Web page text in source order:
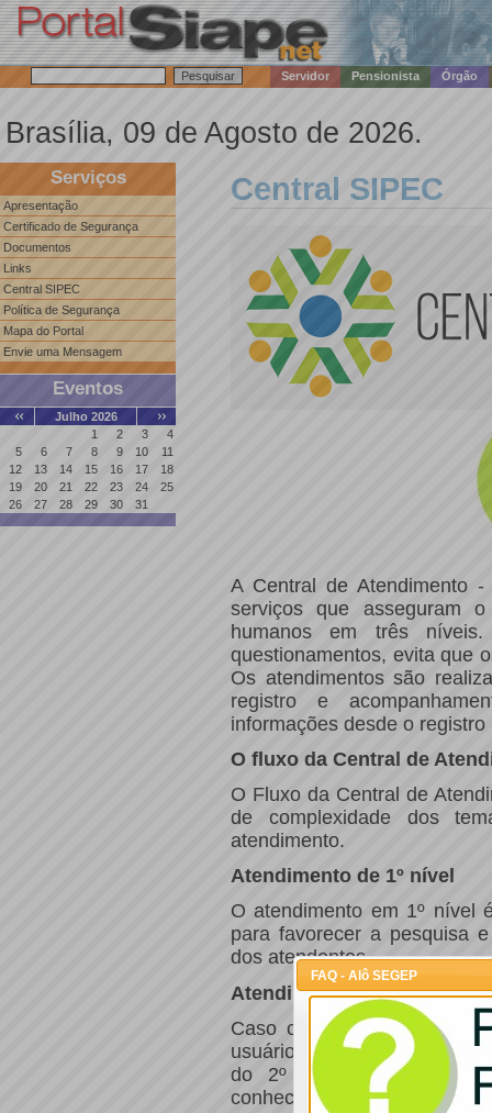
Servidor Pensionista Órgão
Brasília, 09 de Agosto de 2026.
Serviços
Apresentação
Certificado de Segurança
Documentos
Links
Central SIPEC
Política de Segurança
Mapa do Portal
Envie uma Mensagem
Eventos
Julho 2026
1
2 3
4
5
6 7 8 9 10
11
12
13 14 15 16 17
18
19
20 21 22 23 24
25
26
27 28 29 30 31
Central SIPEC
A Central de Atendimento
serviços que asseguram
humanos em três
questionamentos, evita que
Os atendimentos são
registro e
informações desde o
O fluxo da Central de
O Fluxo da Central de
de complexidade dos
atendimento.
Atendimento de 1º nível
O atendimento em 1º nível
para favorecer a pesquisa
dos atendentes.
Atendimento de 2º nível
Caso o 1º nível de
usuário da unidade de
do 2º nível, que é um
conhecimento sobre o tema,
FAQ - Alô SEGEP